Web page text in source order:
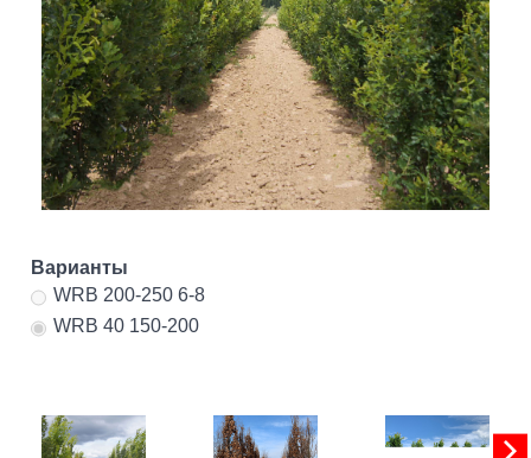
Варианты
WRB 200-250 6-8
WRB 40 150-200